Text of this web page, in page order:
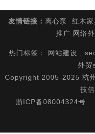
友情链接 ： 离心泵 红木
推广 网络
热门标签： 网站建设 ,
外贸
Copyright 2005-2025 杭
技
浙ICP备08004324号